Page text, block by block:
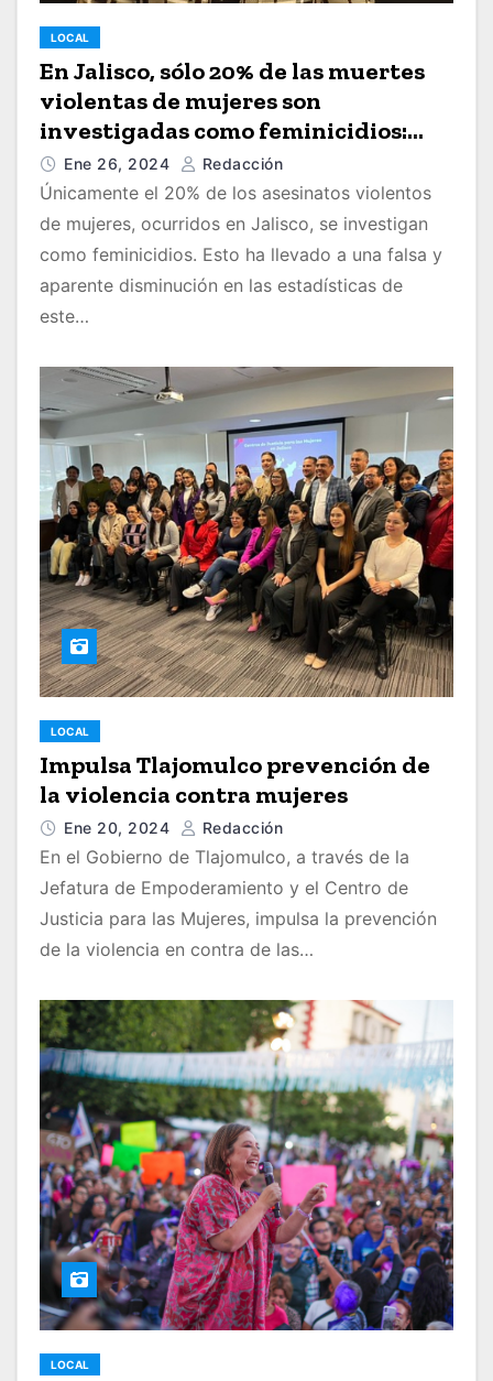
LOCAL
En Jalisco, sólo 20% de las muertes
violentas de mujeres son
investigadas como feminicidios:
Pablo Navarrete
Ene 26, 2024 Redacción
Únicamente el 20% de los asesinatos violentos
de mujeres, ocurridos en Jalisco, se investigan
como feminicidios. Esto ha llevado a una falsa y
aparente disminución en las estadísticas de
este…
LOCAL
Impulsa Tlajomulco prevención de
la violencia contra mujeres
Ene 20, 2024 Redacción
En el Gobierno de Tlajomulco, a través de la
Jefatura de Empoderamiento y el Centro de
Justicia para las Mujeres, impulsa la prevención
de la violencia en contra de las…
LOCAL